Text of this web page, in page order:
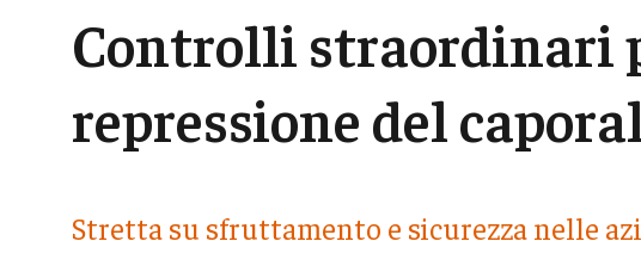
Controlli straordinari
repressione del
Stretta su sfruttamento e sicurezza nelle